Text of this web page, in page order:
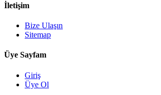
İletişim
Bize Ulaşın
Sitemap
Üye Sayfam
Giriş
Üye Ol